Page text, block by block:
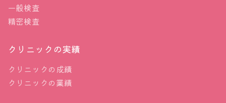
一般検査
精密検査
クリニックの実績
クリニックの成績
クリニックの業績